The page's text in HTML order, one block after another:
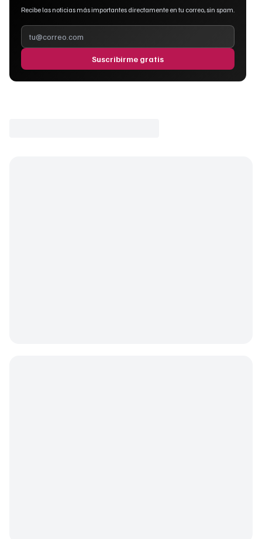
Recibe las noticias más importantes directamente en tu correo, sin spam.
Suscribirme gratis